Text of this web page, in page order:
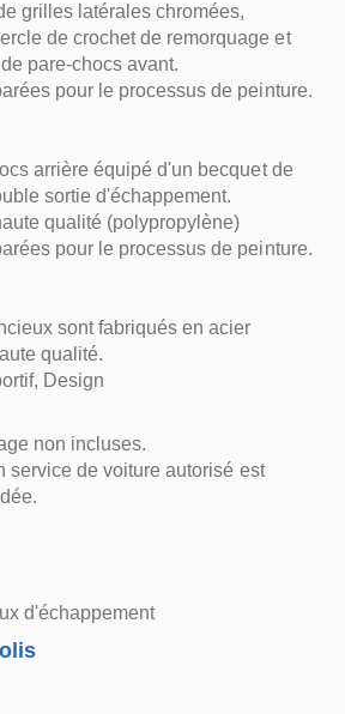
grilles latérales chromées,
de crochet de remorquage et
pare-chocs avant.
pour le processus de peinture.
arrière équipé d'un becquet de
sortie d'échappement.
qualité (polypropylène)
pour le processus de peinture.
sont fabriqués en acier
qualité.
Design
non incluses.
service de voiture autorisé est
d'échappement